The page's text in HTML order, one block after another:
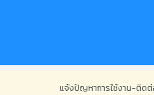
แจ้งปัญหาการใช้งาน-ติดต่อเรา